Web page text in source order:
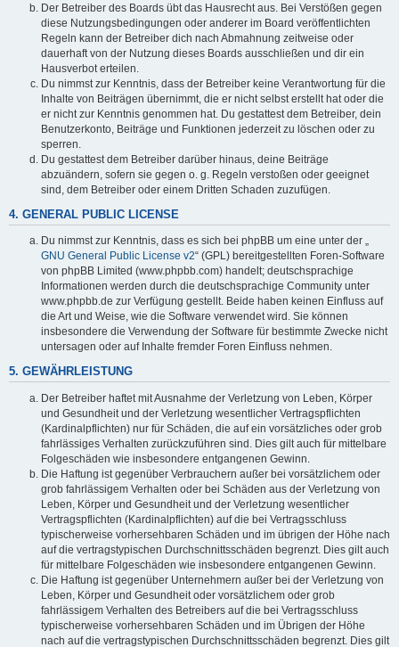
Der Betreiber des Boards übt das Hausrecht aus. Bei Verstößen gegen
diese Nutzungsbedingungen oder anderer im Board veröffentlichten
Regeln kann der Betreiber dich nach Abmahnung zeitweise oder
dauerhaft von der Nutzung dieses Boards ausschließen und dir ein
Hausverbot erteilen.
Du nimmst zur Kenntnis, dass der Betreiber keine Verantwortung für die
Inhalte von Beiträgen übernimmt, die er nicht selbst erstellt hat oder die
er nicht zur Kenntnis genommen hat. Du gestattest dem Betreiber, dein
Benutzerkonto, Beiträge und Funktionen jederzeit zu löschen oder zu
sperren.
Du gestattest dem Betreiber darüber hinaus, deine Beiträge
abzuändern, sofern sie gegen o. g. Regeln verstoßen oder geeignet
sind, dem Betreiber oder einem Dritten Schaden zuzufügen.
4. GENERAL PUBLIC LICENSE
Du nimmst zur Kenntnis, dass es sich bei phpBB um eine unter der „
GNU General Public License v2“ (GPL) bereitgestellten Foren-Software
von phpBB Limited (www.phpbb.com) handelt; deutschsprachige
Informationen werden durch die deutschsprachige Community unter
www.phpbb.de zur Verfügung gestellt. Beide haben keinen Einfluss auf
die Art und Weise, wie die Software verwendet wird. Sie können
insbesondere die Verwendung der Software für bestimmte Zwecke nicht
untersagen oder auf Inhalte fremder Foren Einfluss nehmen.
5. GEWÄHRLEISTUNG
Der Betreiber haftet mit Ausnahme der Verletzung von Leben, Körper
und Gesundheit und der Verletzung wesentlicher Vertragspflichten
(Kardinalpflichten) nur für Schäden, die auf ein vorsätzliches oder grob
fahrlässiges Verhalten zurückzuführen sind. Dies gilt auch für mittelbare
Folgeschäden wie insbesondere entgangenen Gewinn.
Die Haftung ist gegenüber Verbrauchern außer bei vorsätzlichem oder
grob fahrlässigem Verhalten oder bei Schäden aus der Verletzung von
Leben, Körper und Gesundheit und der Verletzung wesentlicher
Vertragspflichten (Kardinalpflichten) auf die bei Vertragsschluss
typischerweise vorhersehbaren Schäden und im übrigen der Höhe nach
auf die vertragstypischen Durchschnittsschäden begrenzt. Dies gilt auch
für mittelbare Folgeschäden wie insbesondere entgangenen Gewinn.
Die Haftung ist gegenüber Unternehmern außer bei der Verletzung von
Leben, Körper und Gesundheit oder vorsätzlichem oder grob
fahrlässigem Verhalten des Betreibers auf die bei Vertragsschluss
typischerweise vorhersehbaren Schäden und im Übrigen der Höhe
nach auf die vertragstypischen Durchschnittsschäden begrenzt. Dies gilt